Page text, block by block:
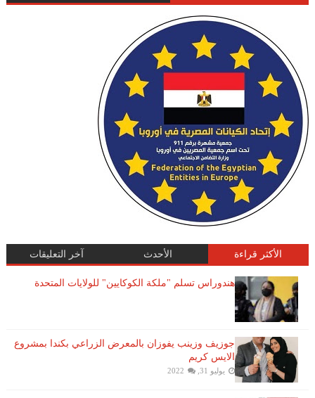
الأكثر قراءة الأحدث آخر التعليقات
هندوراس تسلم "ملكة الكوكايين" للولايات المتحدة
جوزيف وزينب يفوزان بالمعرض الزراعي بكندا بمشروع
الايس كريم
يوليو 31, 2022